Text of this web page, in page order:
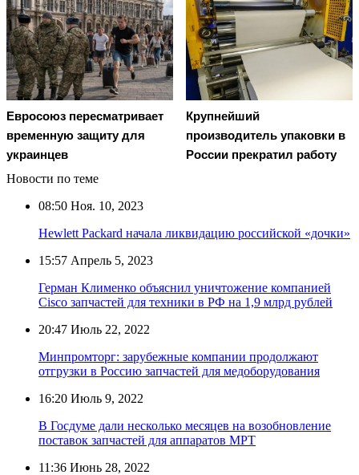
Евросоюз пересматривает
временную защиту для
украинцев
Крупнейший
производитель упаковки в
России прекратил работу
Новости по теме
08:50 Ноя. 10, 2023
Hewlett Packard начала ликвидацию российской «дочки»
15:57 Апрель 5, 2023
Герман Клименко объяснил уничтожение компанией
Cisco запчастей для техники в РФ на 1,9 млрд рублей
20:47 Июль 22, 2022
Минпромторг: зарубежные компании продолжают
отгрузки в Россию запчастей для медоборудования
16:20 Июль 9, 2022
В Госдуме дали несколько месяцев на возобновление
поставок запчастей для аппаратов МРТ
11:36 Июнь 28, 2022